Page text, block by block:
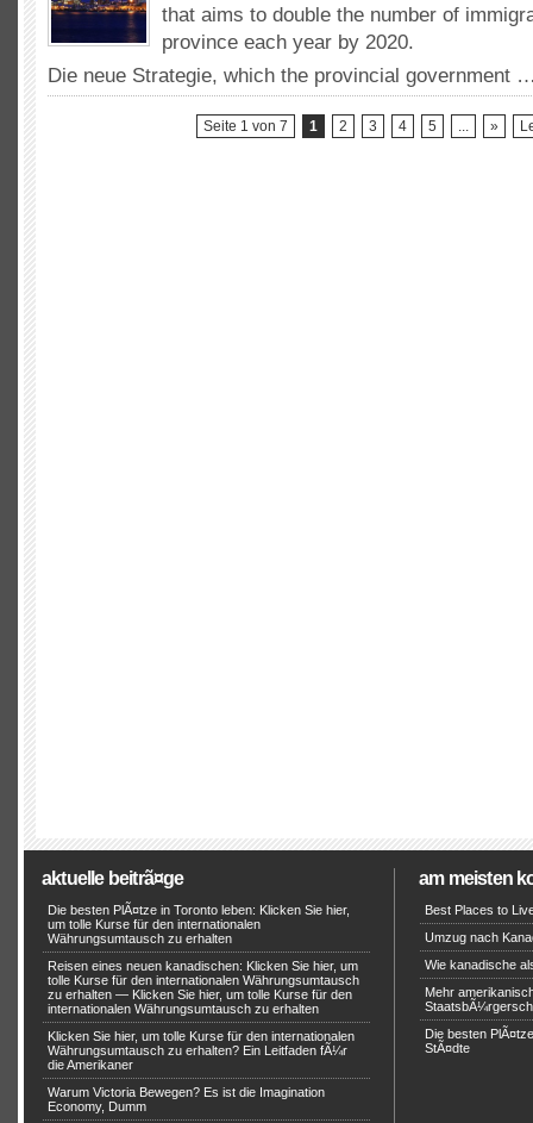
Zahl
der
Einwanderer
that aims to double the number of
province each year by 2020.
Die neue Strategie, which the provincial government
Seite 1 von 7 1 2 3 4 5 ... »
aktuelle beitrã¤ge
Die besten PlÃ¤tze in Toronto leben: Klicken Sie hier,
um tolle Kurse für den internationalen
Währungsumtausch zu erhalten
Reisen eines neuen kanadischen: Klicken Sie hier, um
tolle Kurse für den internationalen Währungsumtausch
zu erhalten — Klicken Sie hier, um tolle Kurse für den
internationalen Währungsumtausch zu erhalten
Klicken Sie hier, um tolle Kurse für den internationalen
Währungsumtausch zu erhalten? Ein Leitfaden fÃ¼r
die Amerikaner
Warum Victoria Bewegen? Es ist die Imagination
Economy, Dumm
am meisten
Best Places to
Umzug nach
Wie kanadische
Mehr
Die besten
StÃ¤dte